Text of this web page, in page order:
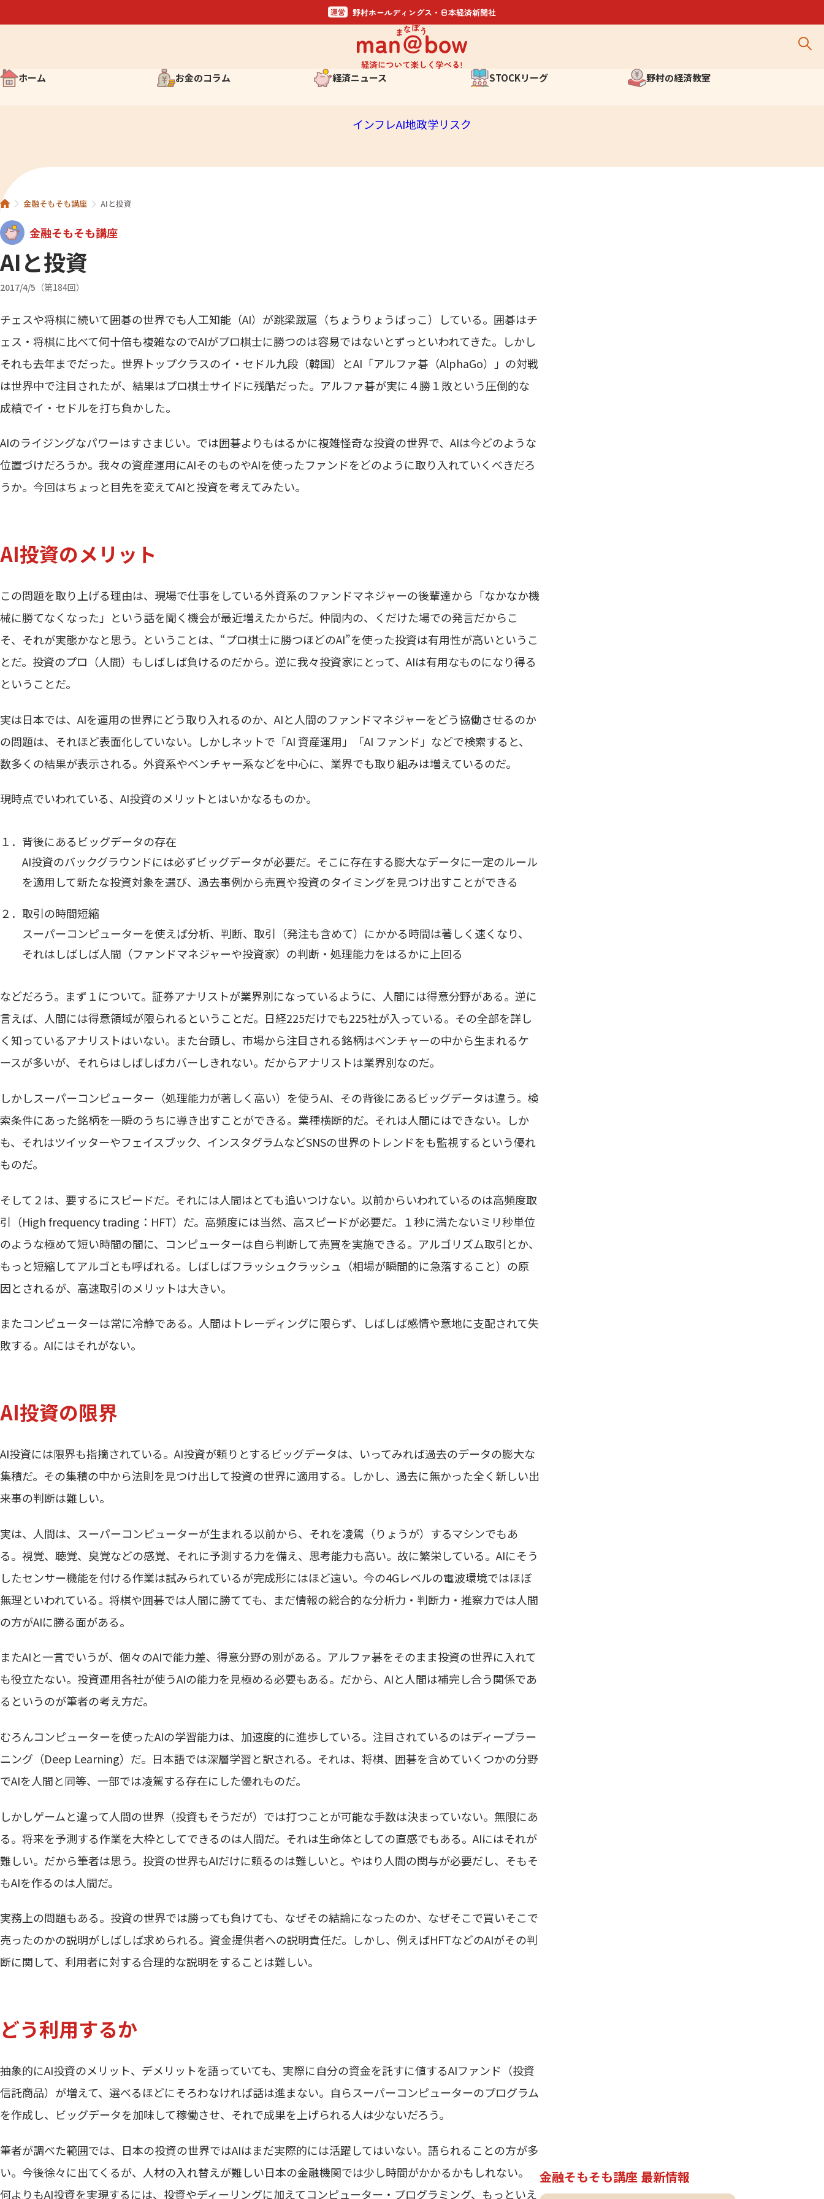
ホーム お金のコラム 経済ニュース
金融そもそも講座
STOCKリーグ 野村の経済教室
インフレAI地政学リスク
金融そもそも講座 AIと投資
金融そもそも講座
AIと投資
2017/4/5 第184回
チェスや将棋に続いて囲碁の世界でも人工知能（AI）が跳梁跋扈（ちょうりょうばっこ）している。囲碁はチ
ェス・将棋に比べて何十倍も複雑なのでAIがプロ棋士に勝つのは容易ではないとずっといわれてきた。しかし
それも去年までだった。世界トップクラスのイ・セドル九段（韓国）とAI「アルファ碁（AlphaGo）」の対戦
は世界中で注目されたが、結果はプロ棋士サイドに残酷だった。アルファ碁が実に４勝１敗という圧倒的な
成績でイ・セドルを打ち負かした。
AIのライジングなパワーはすさまじい。では囲碁よりもはるかに複雑怪奇な投資の世界で、AIは今どのような
位置づけだろうか。我々の資産運用にAIそのものやAIを使ったファンドをどのように取り入れていくべきだろ
うか。今回はちょっと目先を変えてAIと投資を考えてみたい。
AI投資のメリット
この問題を取り上げる理由は、現場で仕事をしている外資系のファンドマネジャーの後輩達から「なかなか機
械に勝てなくなった」という話を聞く機会が最近増えたからだ。仲間内の、くだけた場での発言だからこ
そ、それが実態かなと思う。ということは、“プロ棋士に勝つほどのAI”を使った投資は有用性が高いというこ
とだ。投資のプロ（人間）もしばしば負けるのだから。逆に我々投資家にとって、AIは有用なものになり得る
ということだ。
実は日本では、AIを運用の世界にどう取り入れるのか、AIと人間のファンドマネジャーをどう協働させるのか
の問題は、それほど表面化していない。しかしネットで「AI 資産運用」「AI ファンド」などで検索すると、
数多くの結果が表示される。外資系やベンチャー系などを中心に、業界でも取り組みは増えているのだ。
現時点でいわれている、AI投資のメリットとはいかなるものか。
１．背後にあるビッグデータの存在
AI投資のバックグラウンドには必ずビッグデータが必要だ。そこに存在する膨大なデータに一定のルール
を適用して新たな投資対象を選び、過去事例から売買や投資のタイミングを見つけ出すことができる
２．取引の時間短縮
スーパーコンピューターを使えば分析、判断、取引（発注も含めて）にかかる時間は著しく速くなり、
それはしばしば人間（ファンドマネジャーや投資家）の判断・処理能力をはるかに上回る
などだろう。まず１について。証券アナリストが業界別になっているように、人間には得意分野がある。逆に
言えば、人間には得意領域が限られるということだ。日経225だけでも225社が入っている。その全部を詳し
く知っているアナリストはいない。また台頭し、市場から注目される銘柄はベンチャーの中から生まれるケ
ースが多いが、それらはしばしばカバーしきれない。だからアナリストは業界別なのだ。
しかしスーパーコンピューター（処理能力が著しく高い）を使うAI、その背後にあるビッグデータは違う。検
索条件にあった銘柄を一瞬のうちに導き出すことができる。業種横断的だ。それは人間にはできない。しか
も、それはツイッターやフェイスブック、インスタグラムなどSNSの世界のトレンドをも監視するという優れ
ものだ。
そして２は、要するにスピードだ。それには人間はとても追いつけない。以前からいわれているのは高頻度取
引（High frequency trading：HFT）だ。高頻度には当然、高スピードが必要だ。１秒に満たないミリ秒単位
のような極めて短い時間の間に、コンピューターは自ら判断して売買を実施できる。アルゴリズム取引とか、
もっと短縮してアルゴとも呼ばれる。しばしばフラッシュクラッシュ（相場が瞬間的に急落すること）の原
因とされるが、高速取引のメリットは大きい。
またコンピューターは常に冷静である。人間はトレーディングに限らず、しばしば感情や意地に支配されて失
敗する。AIにはそれがない。
AI投資の限界
AI投資には限界も指摘されている。AI投資が頼りとするビッグデータは、いってみれば過去のデータの膨大な
集積だ。その集積の中から法則を見つけ出して投資の世界に適用する。しかし、過去に無かった全く新しい出
来事の判断は難しい。
実は、人間は、スーパーコンピューターが生まれる以前から、それを凌駕（りょうが）するマシンでもあ
る。視覚、聴覚、臭覚などの感覚、それに予測する力を備え、思考能力も高い。故に繁栄している。AIにそう
したセンサー機能を付ける作業は試みられているが完成形にはほど遠い。今の4Gレベルの電波環境ではほぼ
無理といわれている。将棋や囲碁では人間に勝てても、まだ情報の総合的な分析力・判断力・推察力では人間
の方がAIに勝る面がある。
またAIと一言でいうが、個々のAIで能力差、得意分野の別がある。アルファ碁をそのまま投資の世界に入れて
も役立たない。投資運用各社が使うAIの能力を見極める必要もある。だから、AIと人間は補完し合う関係であ
るというのが筆者の考え方だ。
むろんコンピューターを使ったAIの学習能力は、加速度的に進歩している。注目されているのはディープラー
ニング（Deep Learning）だ。日本語では深層学習と訳される。それは、将棋、囲碁を含めていくつかの分野
でAIを人間と同等、一部では凌駕する存在にした優れものだ。
しかしゲームと違って人間の世界（投資もそうだが）では打つことが可能な手数は決まっていない。無限にあ
る。将来を予測する作業を大枠としてできるのは人間だ。それは生命体としての直感でもある。AIにはそれが
難しい。だから筆者は思う。投資の世界もAIだけに頼るのは難しいと。やはり人間の関与が必要だし、そもそ
もAIを作るのは人間だ。
実務上の問題もある。投資の世界では勝っても負けても、なぜその結論になったのか、なぜそこで買いそこで
売ったのかの説明がしばしば求められる。資金提供者への説明責任だ。しかし、例えばHFTなどのAIがその判
断に関して、利用者に対する合理的な説明をすることは難しい。
どう利用するか
抽象的にAI投資のメリット、デメリットを語っていても、実際に自分の資金を託すに値するAIファンド（投資
信託商品）が増えて、選べるほどにそろわなければ話は進まない。自らスーパーコンピューターのプログラム
を作成し、ビッグデータを加味して稼働させ、それで成果を上げられる人は少ないだろう。
筆者が調べた範囲では、日本の投資の世界ではAIはまだ実際的には活躍してはいない。語られることの方が多
い。今後徐々に出てくるが、人材の入れ替えが難しい日本の金融機関では少し時間がかかるかもしれない。
何よりもAI投資を実現するには、投資やディーリングに加えてコンピューター・プログラミング、もっといえ
金融そもそも講座 最新情報